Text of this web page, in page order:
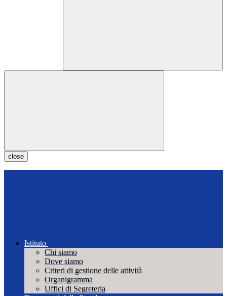
close
Istituto
Chi siamo
Dove siamo
Criteri di gestione delle attività
Organigramma
Uffici di Segreteria